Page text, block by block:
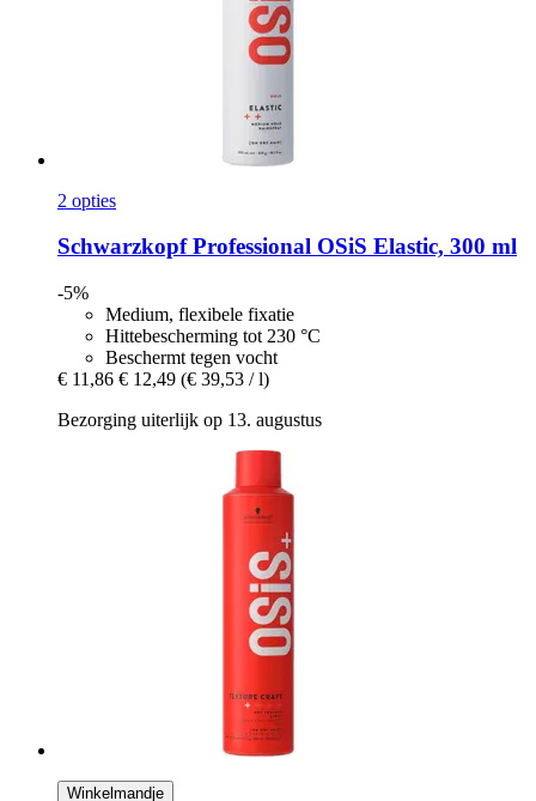
2 opties
Schwarzkopf Professional OSiS Elastic, 300 ml
-5%
Medium, flexibele fixatie
Hittebescherming tot 230 °C
Beschermt tegen vocht
€ 11,86 € 12,49 (€ 39,53 / l)
Bezorging uiterlijk op 13. augustus
Winkelmandje